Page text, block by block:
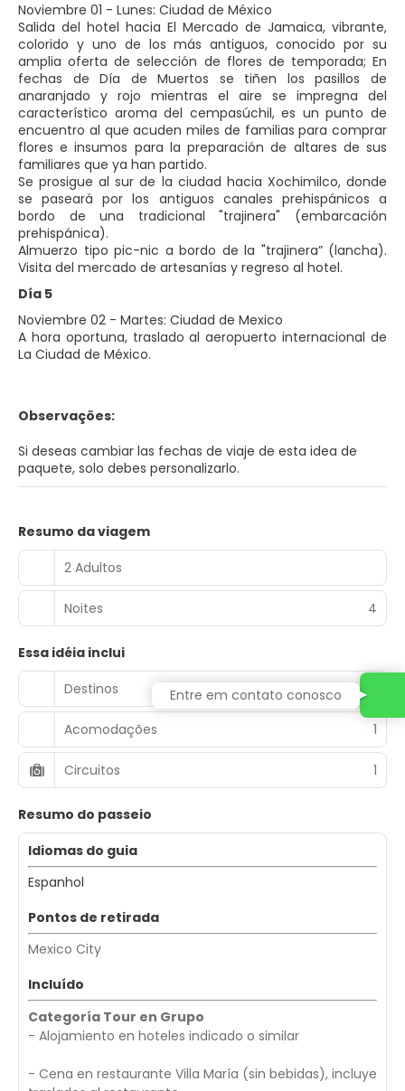
Noviembre 01 - Lunes: Ciudad de México
Salida del hotel hacia El Mercado de Jamaica, vibrante,
colorido y uno de los más antiguos, conocido por su
amplia oferta de selección de flores de temporada; En
fechas de Día de Muertos se tiñen los pasillos de
anaranjado y rojo mientras el aire se impregna del
característico aroma del cempasúchil, es un punto de
encuentro al que acuden miles de familias para comprar
flores e insumos para la preparación de altares de sus
familiares que ya han partido.
Se prosigue al sur de la ciudad hacia Xochimilco, donde
se paseará por los antiguos canales prehispánicos a
bordo de una tradicional "trajinera" (embarcación
prehispánica).
Almuerzo tipo pic-nic a bordo de la "trajinera” (lancha).
Visita del mercado de artesanías y regreso al hotel.
Día 5
Noviembre 02 - Martes: Ciudad de Mexico
A hora oportuna, traslado al aeropuerto internacional de
La Ciudad de México.
Observações:
Si deseas cambiar las fechas de viaje de esta idea de
paquete, solo debes personalizarlo.
Resumo da viagem
2 Adultos
Noites 4
Essa idéia inclui
Destinos
Acomodações 1
Circuitos 1
Resumo do passeio
Idiomas do guia
Espanhol
Pontos de retirada
Mexico City
Incluído
Categoría Tour en Grupo
- Alojamiento en hoteles indicado o similar
- Cena en restaurante Villa María (sin bebidas), incluye
Entre em contato conosco